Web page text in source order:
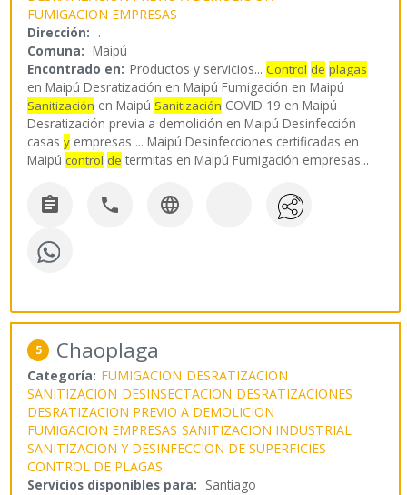
FUMIGACION EMPRESAS
Dirección: .
Comuna: Maipú
Encontrado en: Productos y servicios... Control de plagas
en Maipú Desratización en Maipú Fumigación en Maipú
Sanitización en Maipú Sanitización COVID 19 en Maipú
Desratización previa a demolición en Maipú Desinfección
casasy empresas ... Maipú Desinfecciones certificadas en
Maipú control de termitas en Maipú Fumigación empresas...
  
5 Chaoplaga
Categoría: FUMIGACION DESRATIZACION
SANITIZACION DESINSECTACION DESRATIZACIONES
DESRATIZACION PREVIO A DEMOLICION
FUMIGACION EMPRESAS SANITIZACION INDUSTRIAL
SANITIZACION Y DESINFECCION DE SUPERFICIES
CONTROL DE PLAGAS
Servicios disponibles para: Santiago